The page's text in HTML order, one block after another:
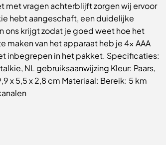
met vragen achterblijft zorgen wij ervoor
hebt aangeschaft, een duidelijke
ons krijgt zodat je goed weet hoe het
van het apparaat heb je 4x AAA
inbegrepen in het pakket. Specificaties:
NL gebruiksaanwijzing Kleur: Paars,
x 5,5 x 2,8 cm Materiaal: Bereik: 5 km